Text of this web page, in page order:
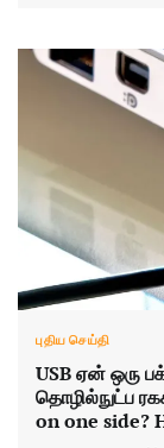
புதிய செய்தி
USB ஏன் ஒரு
தொழில்நுட்ப
on one side?